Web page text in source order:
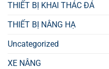
THIẾT BỊ KHAI THÁC ĐÁ
THIẾT BỊ NÂNG HẠ
Uncategorized
XE NÂNG